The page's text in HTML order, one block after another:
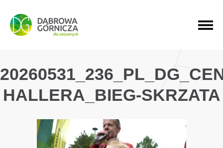
PRZEJDŹ DO MENU GŁÓWNEGO
PRZEJDŹ DO WYSZUKIWARKI
PRZEJDŹ DO TREŚCI
HALLERA_BIEG-SKRZATA